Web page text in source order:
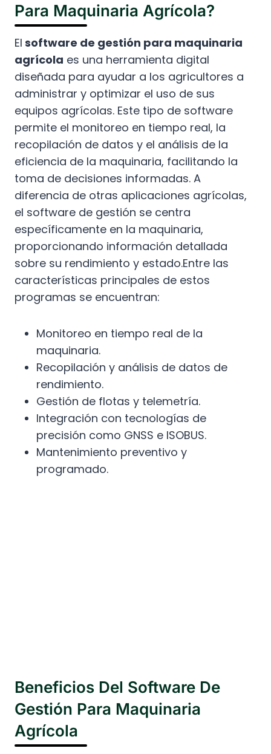
Para Maquinaria Agrícola?
El software de gestión para maquinaria
agrícola es una herramienta digital
diseñada para ayudar a los agricultores a
administrar y optimizar el uso de sus
equipos agrícolas. Este tipo de software
permite el monitoreo en tiempo real, la
recopilación de datos y el análisis de la
eficiencia de la maquinaria, facilitando la
toma de decisiones informadas. A
diferencia de otras aplicaciones agrícolas,
el software de gestión se centra
específicamente en la maquinaria,
proporcionando información detallada
sobre su rendimiento y estado.Entre las
características principales de estos
programas se encuentran:
Monitoreo en tiempo real de la
maquinaria.
Recopilación y análisis de datos de
rendimiento.
Gestión de flotas y telemetría.
Integración con tecnologías de
precisión como GNSS e ISOBUS.
Mantenimiento preventivo y
programado.
Beneficios Del Software De
Gestión Para Maquinaria
Agrícola